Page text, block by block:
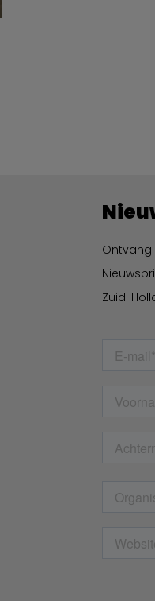
Ontvang
Zuid-